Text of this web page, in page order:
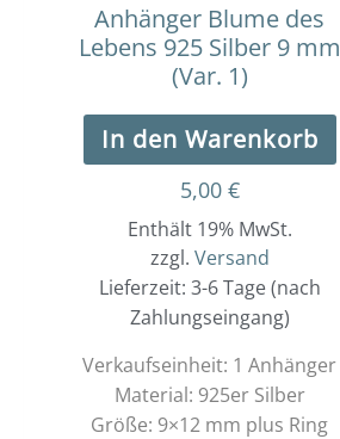
Anhänger Blume des
Lebens 925 Silber 9 mm
(Var. 1)
In den Warenkorb
5,00 €
Enthält 19% MwSt.
zzgl. Versand
Lieferzeit: 3-6 Tage (nach
Zahlungseingang)
Verkaufseinheit: 1 Anhänger
Material: 925er Silber
Größe: 9×12 mm plus Ring